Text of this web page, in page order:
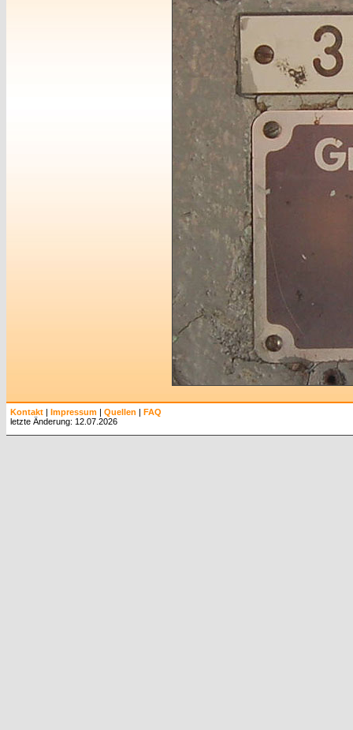
Kontakt | Impressum | Quellen | FAQ
letzte Änderung: 12.07.2026